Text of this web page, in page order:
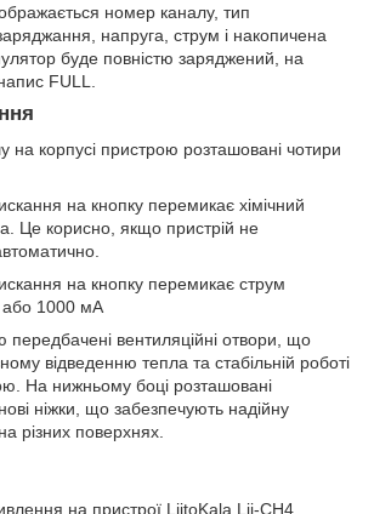
номер каналу, тип
напруга, струм і накопичена
буде повністю заряджений, на
FULL.
на корпусі пристрою розташовані чотири
на кнопку перемикає хімічний
Це корисно, якщо пристрій не
на кнопку перемикає струм
1000 мА
передбачені вентиляційні отвори, що
відведенню тепла та стабільній роботі
На нижньому боці розташовані
ніжки, що забезпечують надійну
різних поверхнях.
на пристрої LiitoKala Lii-CH4